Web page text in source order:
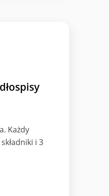
Każdy
i 3